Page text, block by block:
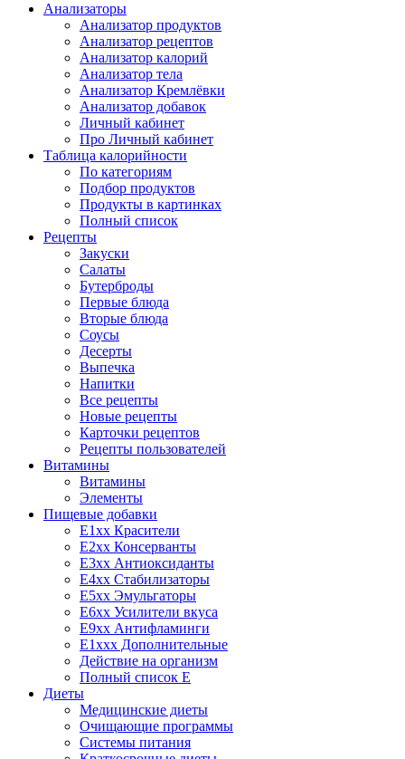
Анализаторы
Анализатор продуктов
Анализатор рецептов
Анализатор калорий
Анализатор тела
Анализатор Кремлёвки
Анализатор добавок
Личный кабинет
Про Личный кабинет
Таблица калорийности
По категориям
Подбор продуктов
Продукты в картинках
Полный список
Рецепты
Закуски
Салаты
Бутерброды
Первые блюда
Вторые блюда
Соусы
Десерты
Выпечка
Напитки
Все рецепты
Новые рецепты
Карточки рецептов
Рецепты пользователей
Витамины
Витамины
Элементы
Пищевые добавки
E1xx Красители
E2xx Консерванты
E3xx Антиоксиданты
E4xx Стабилизаторы
E5xx Эмульгаторы
E6xx Усилители вкуса
E9xx Антифламинги
E1xxx Дополнительные
Действие на организм
Полный список E
Диеты
Медицинские диеты
Очищающие программы
Системы питания